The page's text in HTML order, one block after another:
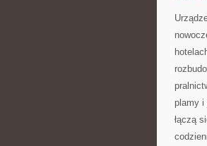
plamy i
łączą